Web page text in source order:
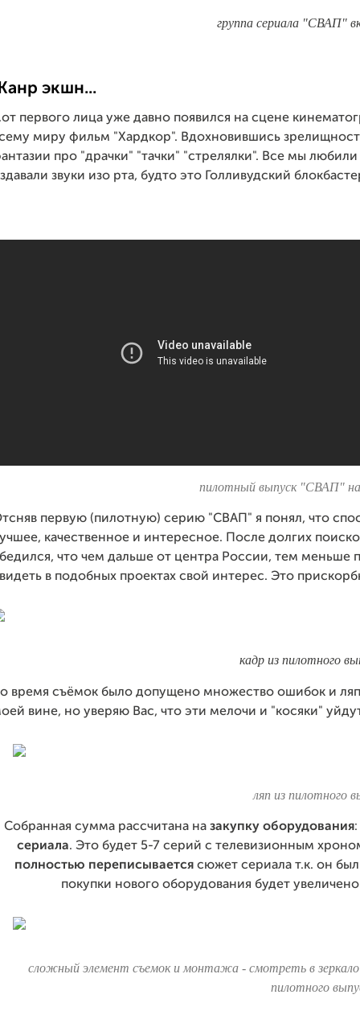
группа сериала "СВАП"
экшн...
первого лица уже давно появился на сцене
миру фильм "Хардкор". Вдохновившись
про "драчки" "тачки" "стрелялки". Все мы
звуки изо рта, будто это Голливудский
пилотный выпуск "СВАП" на
первую (пилотную) серию "СВАП" я понял, что
качественное и интересное. После долгих
что чем дальше от центра России, тем меньше
в подобных проектах свой интерес. Это
кадр из пилотного
время съёмок было допущено множество ошибок и
вине, но уверяю Вас, что эти мелочи и "косяки"
ляп из пилотного
Собранная сумма рассчитана на закупку оборудования:
сериала. Это будет 5-7 серий с телевизионным
полностью переписывается сюжет сериала т.к. он
покупки нового оборудования будет
сложный элемент съемок и монтажа - смотреть в
пилотного